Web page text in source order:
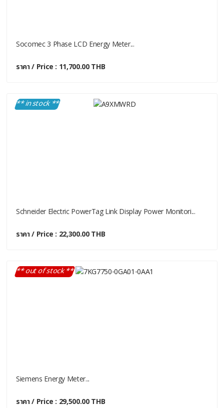
Socomec 3 Phase LCD Energy Meter...
ราคา / Price : 11,700.00 THB
** in stock **
Schneider Electric PowerTag Link Display Power Monitori...
ราคา / Price : 22,300.00 THB
** out of stock **
Siemens Energy Meter...
ราคา / Price : 29,500.00 THB